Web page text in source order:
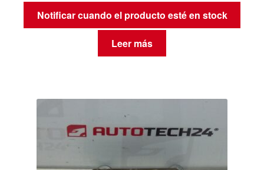
Notificar cuando el producto esté en stock
Leer más